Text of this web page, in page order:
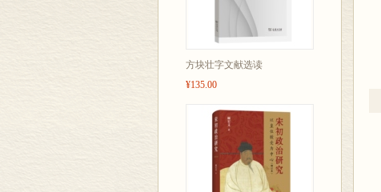
方块壮字文献选读
¥135.00